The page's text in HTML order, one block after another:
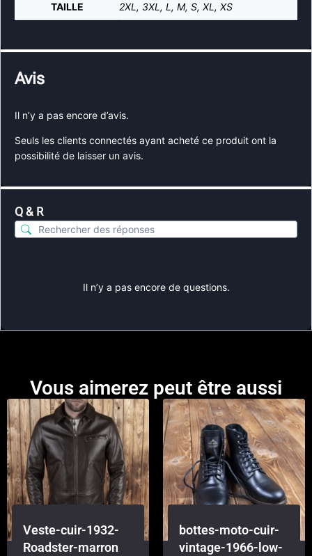
TAILLE 2XL, 3XL, L, M, S, XL, XS
Avis
Il n’y a pas encore d’avis.
Seuls les clients connectés ayant acheté ce produit ont la
possibilité de laisser un avis.
Q & R
Il n’y a pas encore de questions.
Vous aimerez peut être aussi
Veste-cuir-1932-
Roadster-marron
bottes-moto-cuir-
vintage-1966-low-